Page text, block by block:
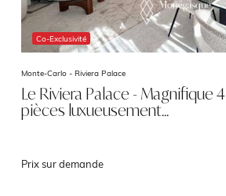
Co-Exclusivité
Monte-Carlo - Riviera Palace
Le Riviera Palace - Magnifique 4
pièces luxueusement…
Prix sur demande